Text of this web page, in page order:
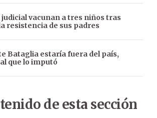
judicial vacunan a tres niños tras
resistencia de sus padres
Bataglia estaría fuera del país,
que lo imputó
de esta sección